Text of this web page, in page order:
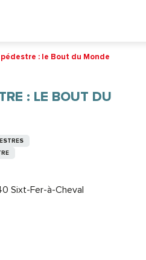
: le Bout du Monde
: LE BOUT DU
Sixt-Fer-à-Cheval